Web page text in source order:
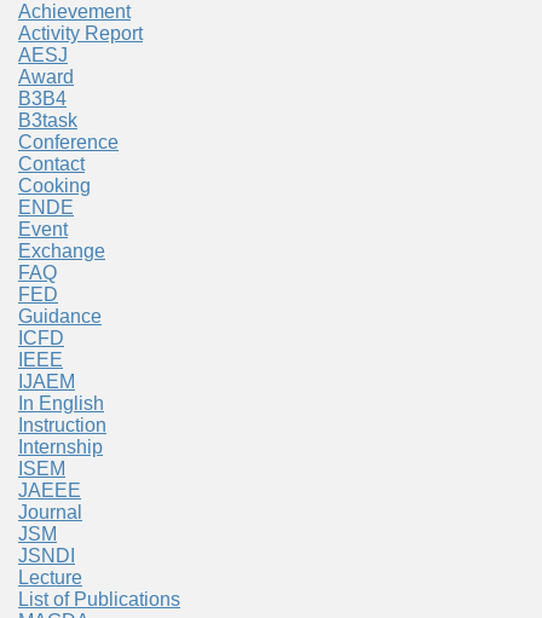
Achievement
Activity Report
AESJ
Award
B3B4
B3task
Conference
Contact
Cooking
ENDE
Event
Exchange
FAQ
FED
Guidance
ICFD
IEEE
IJAEM
In English
Instruction
Internship
ISEM
JAEEE
Journal
JSM
JSNDI
Lecture
List of Publications